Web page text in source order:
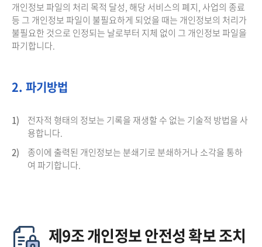
개인정보 파일의 처리 목적 달성, 해당 서비스의 폐지, 사업의 종료
등 그 개인정보 파일이 불필요하게 되었을 때는 개인정보의 처리가
불필요한 것으로 인정되는 날로부터 지체 없이 그 개인정보 파일을
파기합니다.
2. 파기방법
1)
전자적 형태의 정보는 기록을 재생할 수 없는 기술적 방법을 사
용합니다.
2)
종이에 출력된 개인정보는 분쇄기로 분쇄하거나 소각을 통하
여 파기합니다.
제9조 개인정보 안전성 확보 조치